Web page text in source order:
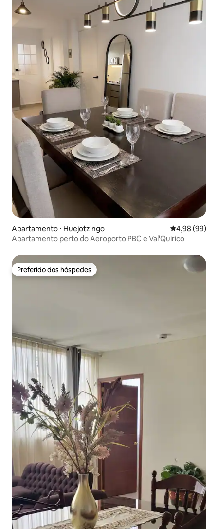
Apartamento ⋅ Huejotzingo 4,98 de uma
4,98 (99)
Apartamento perto do Aeroporto PBC e Val'Quirico
Preferido dos hóspedes
Preferido dos hóspedes